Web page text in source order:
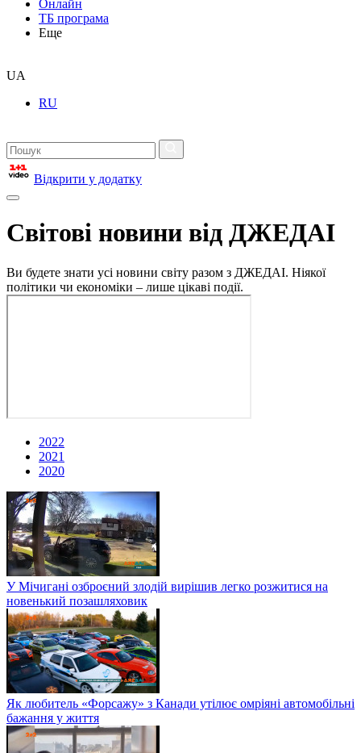
Онлайн
ТБ програма
Еще
UA
RU
Відкрити у додатку
Світові новини від ДЖЕДАІ
Ви будете знати усі новини світу разом з ДЖЕДАІ. Ніякої
політики чи економіки – лише цікаві події.
2022
2021
2020
У Мічигані озброєний злодій вирішив легко розжитися на
новенький позашляховик
Як любитель «Форсажу» з Канади утілює омріяні автомобільні
бажання у життя